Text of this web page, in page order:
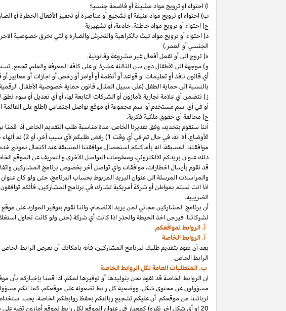
ا) احتواء او ترويج مواد مشينة أو فاضحة جنسيا؛
ب) احتواء او ترويج موادعنيفة او تشجيع أو مناصرة أو تحفيز الأفعال الخطرة أو
ج) احتواء أو ترويج موادخاطئة،خادعة،أو تشهيرية
د) احتواء أو ترويج مواد تبث بالكراهية والتحرش والضارة والتي تخرق خصوصية
الجنسي أو العمر.)
ه) تروج الى أو تفعل أفعال غير مشروعة وقانونية.
و) موجهة الى الأطفال دون سن الثالثة عشرة او على كافة المعرفة والعلم,
أي قانون نافذ أو تعليمات او قواعد أو أنظمة أو أوامر أو رخص أو اجازات أو معايير
بالنسبة الى حماية الطفل (على سبيل المثال, قانون حماية خصوصية الأطفال
ز) تتضمن أي علامة تجارية لأمازون أو الشركات التابعة لها،أو أي تعديل أو سوء نطق
أو في أي اسم مستخدم أو اسم مجموعة أو موقع تواصل اجتماعي (اطلع على القائمة
ح) مخالفة أي حقوق ملكية فكرية.
أننا سنقوم بتحديد،وفق تقديرنا الخاص،مدة مناسبة طلب التقديم الخاص أذا قمنا
الأوضاع. ألا انه،في حال تم في أي وقت 1) رفض طلبكم لأي سبب أخر،أو 2) تم أنهاء حسابكم بسبب أي خرق أو مخالفة (وفق تقديرنا
موافقتنا المسبقة. انه بأماكنكم استحصال موافقتنا المسبقة عند اكتمال نموذج
ذلك عنوان بريدكم الالكتروني،ومعلومات التواصل الأخرى والتعريف عن الموقع
قد نقوم بأرسال اخطارات، موافقات واي تواصل أخر بخصوص برنامج المشاركين
والمراسلات المرسلة الى عنوان البريد المربوط بحساب البرنامج،حتى ولو كان
اذا انت لستم بمواطن أو شركة أمريكية تشارك في برنامج المشاركين،فأنكم
الضريبية.
أن برنامج المشاركين مجاني لمن يريد الانضمام،واننا نقوم بتوفير الموارد على
لشركائنا،فيرجى اخذ الحيطة والحذر اذا كانت أي شركة (حتى ولو كانت تحاول
أ. الروابط لمواقعكم
أ. الروابط الخاصة
بعد أن تقوم بتقديم طلبك لبرنامج المشاركين،فأنه بامكانكأن تعرض الرابط
الرابط الخاص.
ب. المتطلبات العامة لكل الروابط الخاصة
ان الروابط الخاصة قد نقوم نحن بتوليدها أو توفيرها لمكم. اذا قمنا بإخباركم بأن
مسؤولون عن محتوىشكل،ووضعية كل رابط تضعونه على موقعكم، كما انكم
لزبائننا من موقعكم. أن عليكم تشجيع زبائنكم بحفظ روابطكم الخاصة. يجب
20او أي شكل اخر نقره) كمعيار في عنوان الموقع لكل رابط لموقع أمازون تضه